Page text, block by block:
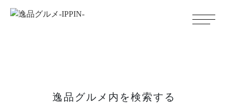
逸品グルメ内を検索する